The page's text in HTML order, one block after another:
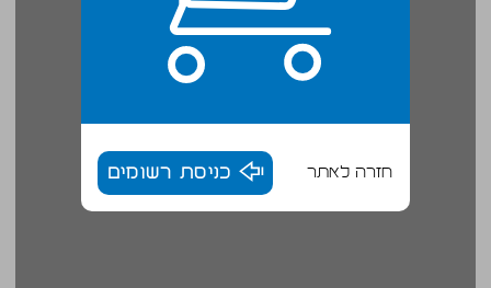
חזרה לאתר כניסת רשומים